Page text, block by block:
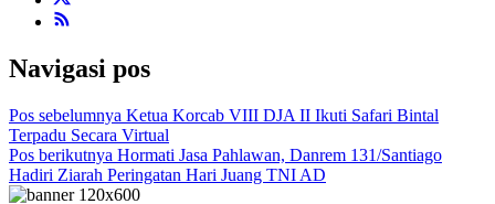
Navigasi pos
Pos sebelumnya Ketua Korcab VIII DJA II Ikuti Safari Bintal
Terpadu Secara Virtual
Pos berikutnya Hormati Jasa Pahlawan, Danrem 131/Santiago
Hadiri Ziarah Peringatan Hari Juang TNI AD